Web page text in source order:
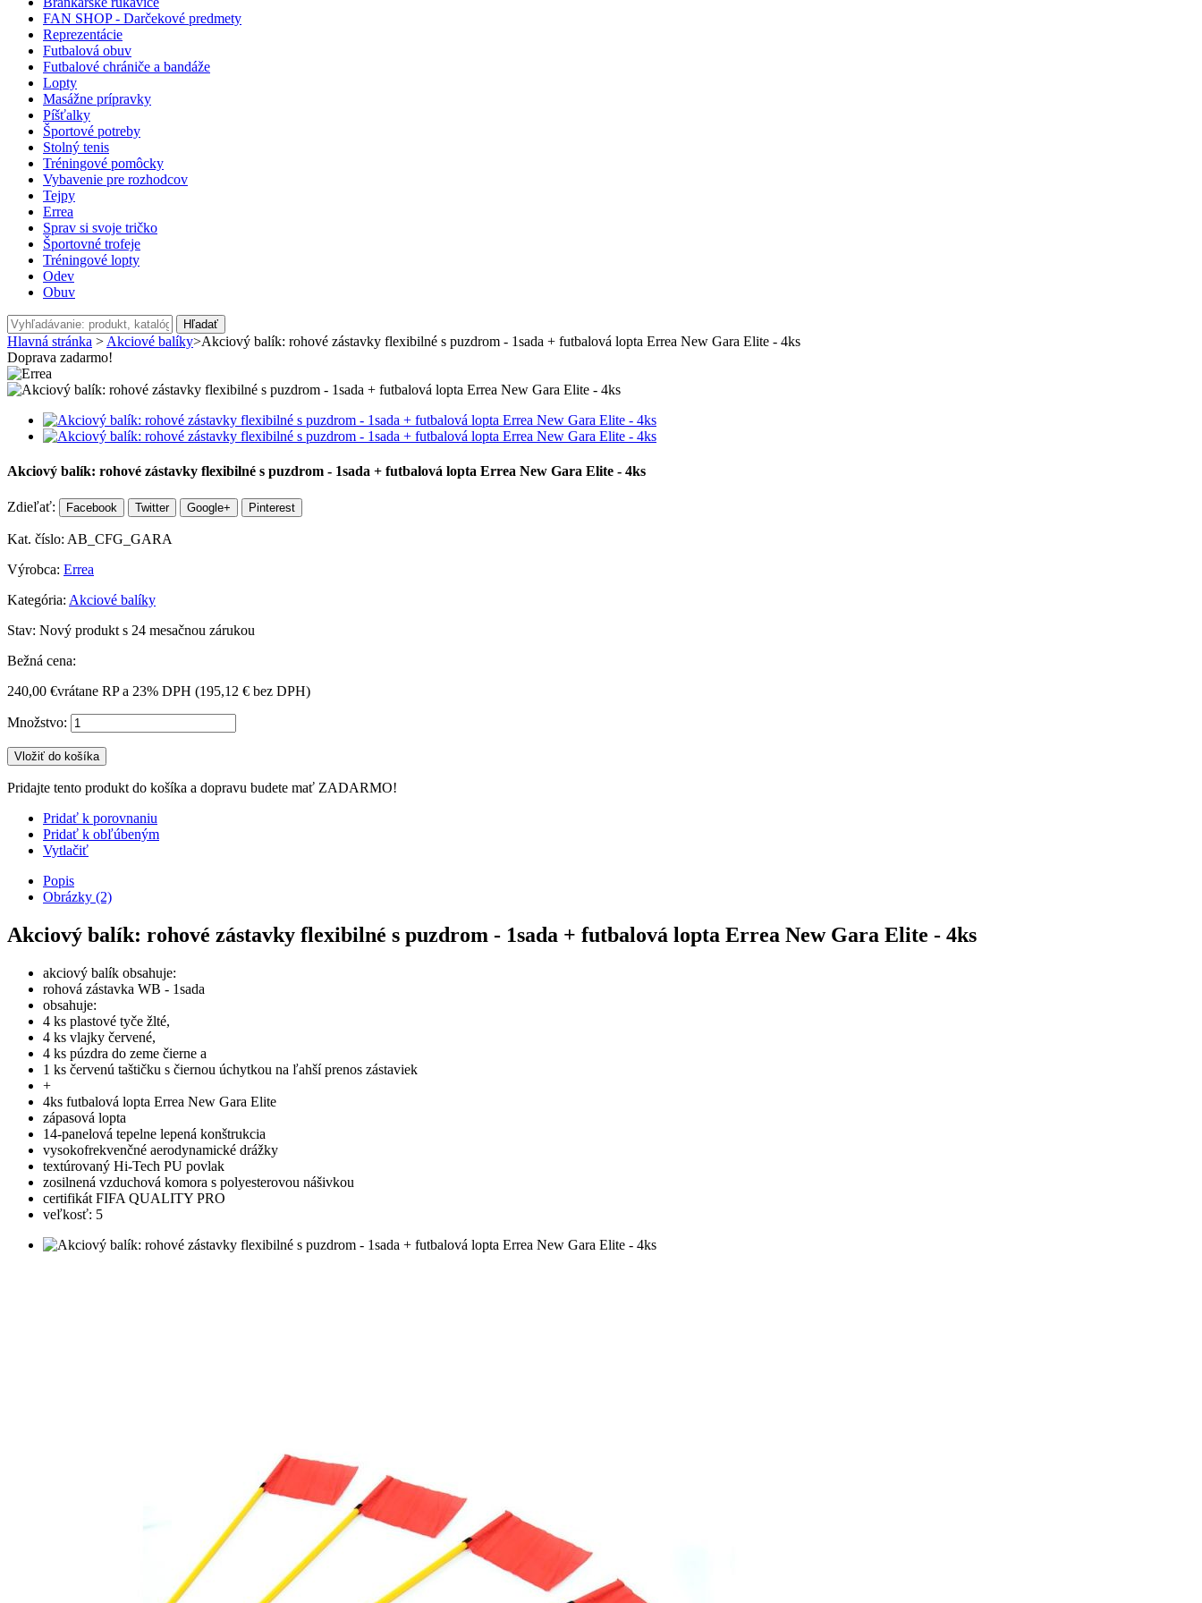
FAN SHOP - Darčekové predmety
Reprezentácie
Futbalová obuv
Futbalové chrániče a bandáže
Lopty
Masážne prípravky
Píšťalky
Športové potreby
Stolný tenis
Tréningové pomôcky
Vybavenie pre rozhodcov
Tejpy
Errea
Sprav si svoje tričko
Športovné trofeje
Tréningové lopty
Odev
Obuv
Hľadať
Hlavná stránka > Akciové balíky>Akciový balík: rohové zástavky flexibilné s puzdrom - 1sada + futbalová lopta Errea New Gara Elite - 4ks
Doprava zadarmo!
Akciový balík: rohové zástavky flexibilné s puzdrom - 1sada + futbalová lopta Errea New Gara Elite - 4ks
Zdieľať: Facebook Twitter Google+ Pinterest
Kat. číslo: AB_CFG_GARA
Výrobca: Errea
Kategória: Akciové balíky
Stav: Nový produkt s 24 mesačnou zárukou
Bežná cena:
240,00 €vrátane RP a 23% DPH (195,12 € bez DPH)
Množstvo:
Vložiť do košíka
Pridajte tento produkt do košíka a dopravu budete mať ZADARMO!
Pridať k porovnaniu
Pridať k obľúbeným
Vytlačiť
Popis
Obrázky (2)
Akciový balík: rohové zástavky flexibilné s puzdrom - 1sada + futbalová lopta Errea New Gara Elite - 4ks
akciový balík obsahuje:
rohová zástavka WB - 1sada
obsahuje:
4 ks plastové tyče žlté,
4 ks vlajky červené,
4 ks púzdra do zeme čierne a
1 ks červenú taštičku s čiernou úchytkou na ľahší prenos zástaviek
+
4ks futbalová lopta Errea New Gara Elite
zápasová lopta
14-panelová tepelne lepená konštrukcia
vysokofrekvenčné aerodynamické drážky
textúrovaný Hi-Tech PU povlak
zosilnená vzduchová komora s polyesterovou nášivkou
certifikát FIFA QUALITY PRO
veľkosť: 5